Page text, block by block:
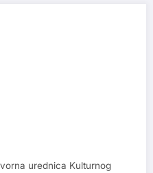
urednica Kulturnog